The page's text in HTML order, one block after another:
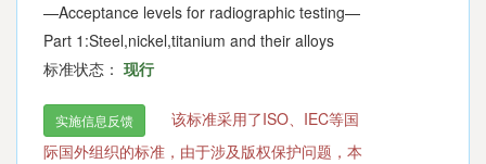
—Acceptance levels for radiographic testing—
Part 1:Steel,nickel,titanium and their alloys
标准状态： 现行
实施信息反馈
该标准采用了ISO、IEC等国
际国外组织的标准，由于涉及版权保护问题，本